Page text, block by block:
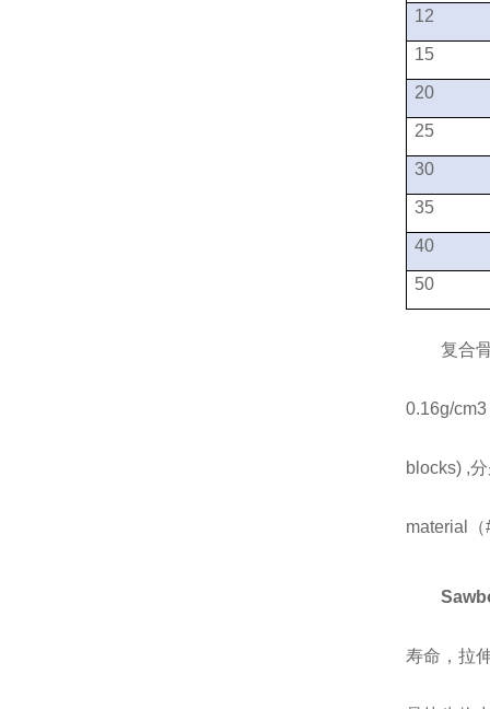
12
15
20
25
30
35
40
50
复合
0.16g/cm3
blocks) ,
material （
寿命，拉